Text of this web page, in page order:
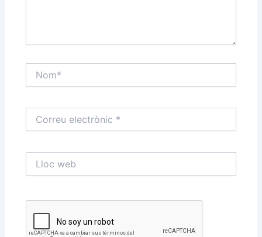
electrònic
web